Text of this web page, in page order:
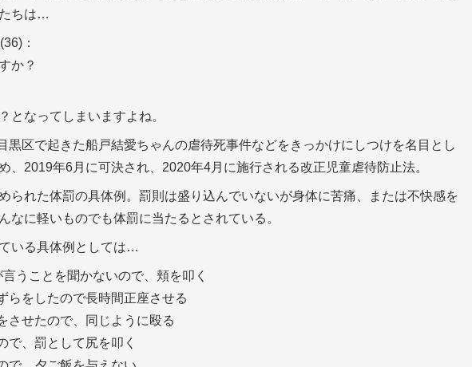
ちは…
：
か？
となってしまいますよね。
黒区で起きた船戸結愛ちゃんの虐待死事件などをきっかけにしつけを名目とし
、2019年6月に可決され、2020年4月に施行される改正児童虐待防止法。
られた体罰の具体例。罰則は盛り込んでいないが身体に苦痛、または不快感を
なに軽いものでも体罰に当たるとされている。
いる具体例としては…
うことを聞かないので、頬を叩く
らをしたので長時間正座させる
させたので、同じように殴る
で、罰として尻を叩く